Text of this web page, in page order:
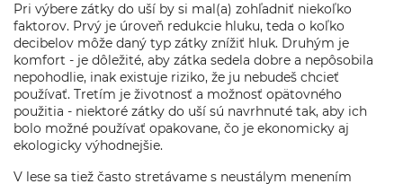
Pri výbere zátky do uší by si mal(a) zohľadniť niekoľko
faktorov. Prvý je úroveň redukcie hluku, teda o koľko
decibelov môže daný typ zátky znížiť hluk. Druhým je
komfort - je dôležité, aby zátka sedela dobre a nepôsobila
nepohodlie, inak existuje riziko, že ju nebudeš chcieť
používať. Tretím je životnosť a možnosť opätovného
použitia - niektoré zátky do uší sú navrhnuté tak, aby ich
bolo možné používať opakovane, čo je ekonomicky aj
ekologicky výhodnejšie.
V lese sa tiež často stretávame s neustálym menením